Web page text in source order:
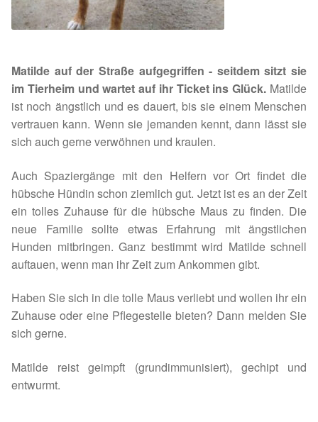
Spenden 2024
Januar bis Juni 2024
Spenden 2023
Januar bis Juni 2023
Spenden 2022
Juli bis Dezember 2022
Januar bis Juni 2022
Spenden 2021
Juli bis Dezember 2021
Matilde auf der Straße aufgegriffen - seitdem sitzt sie
im Tierheim und wartet auf ihr Ticket ins Glück. Matilde
ist noch ängstlich und es dauert, bis sie einem Menschen
vertrauen kann. Wenn sie jemanden kennt, dann lässt sie
sich auch gerne verwöhnen und kraulen.
Auch Spaziergänge mit den Helfern vor Ort findet die
hübsche Hündin schon ziemlich gut. Jetzt ist es an der Zeit
ein tolles Zuhause für die hübsche Maus zu finden. Die
neue Familie sollte etwas Erfahrung mit ängstlichen
Hunden mitbringen. Ganz bestimmt wird Matilde schnell
auftauen, wenn man ihr Zeit zum Ankommen gibt.
Haben Sie sich in die tolle Maus verliebt und wollen ihr ein
Zuhause oder eine Pflegestelle bieten? Dann melden Sie
sich gerne.
Matilde reist geimpft (grundimmunisiert), gechipt und
entwurmt.